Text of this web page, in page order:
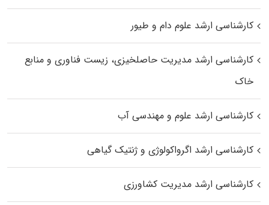
کارشناسی ارشد علوم دام و طیور
کارشناسی ارشد مدیریت حاصلخیزی، زیست فناوری و منابع
خاک
کارشناسی ارشد علوم و مهندسی آب
کارشناسی ارشد اگرواکولوژی و ژنتیک گیاهی
کارشناسی ارشد مدیریت کشاورزی